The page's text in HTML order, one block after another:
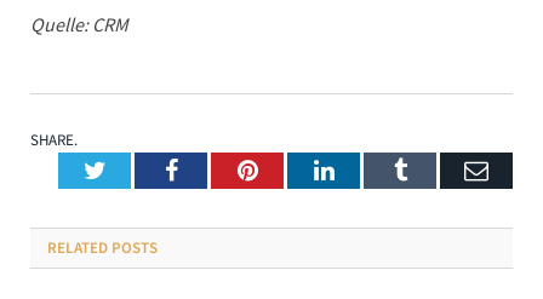
Quelle: CRM
SHARE.
TwitterFacebookPinterestLinkedInTumblr
RELATED POSTS